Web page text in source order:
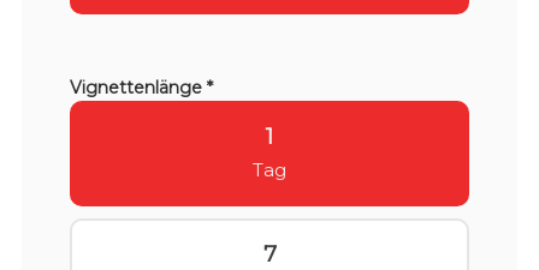
Vignettenlänge *
1
Tag
7